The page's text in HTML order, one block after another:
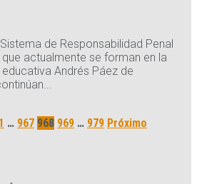
de Responsabilidad Penal
actualmente se forman en la
Andrés Páez de
1 … 967 968 969 … 979 Próximo